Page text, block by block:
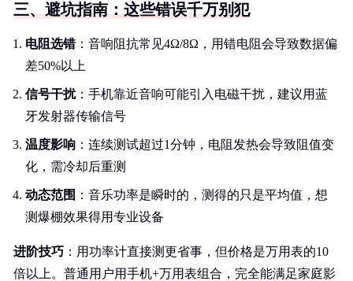
三、避坑指南：这些错误千万别犯
电阻选错：音响阻抗常见4Ω/8Ω，用错电阻会导致数据偏
差50%以上
信号干扰：手机靠近音响可能引入电磁干扰，建议用蓝
牙发射器传输信号
温度影响 ：连续测试超过1分钟，电阻发热会导致阻值变
化，需冷却后重测
动态范围 ：音乐功率是瞬时的，测得的只是平均值，想
测爆棚效果得用专业设备
进阶技巧 ：用功率计直接测更省事，但价格是万用表的10
倍以上。普通用户用手机+万用表组合，完全能满足家庭影